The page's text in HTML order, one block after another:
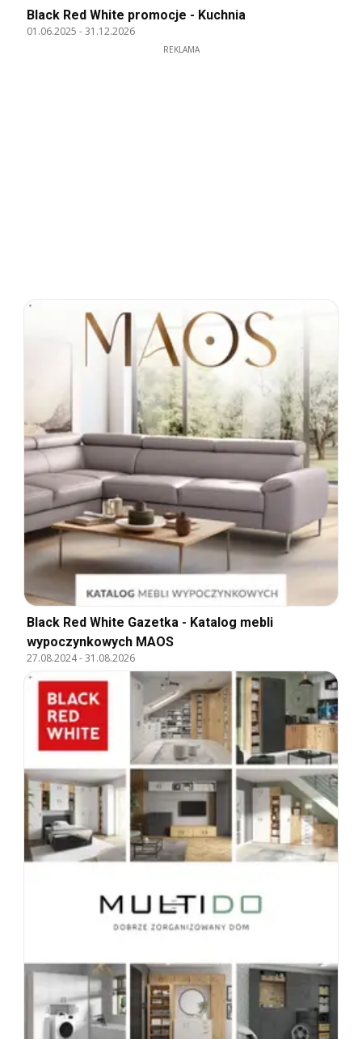
Black Red White promocje - Kuchnia
01.06.2025 -31.12.2026
REKLAMA
Black Red White Gazetka - Katalog mebli
wypoczynkowych MAOS
27.08.2024-31.08.2026